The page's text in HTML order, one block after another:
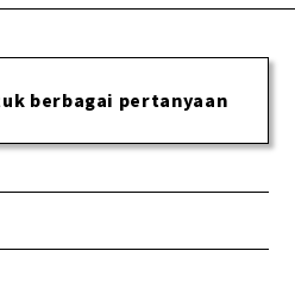
berbagai pertanyaan